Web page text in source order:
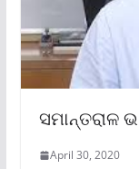
ସମାନ୍ତରାଳ
April 30, 2020